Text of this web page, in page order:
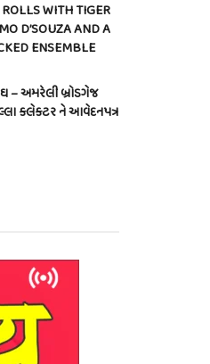
WITH TIGER
D’SOUZA AND A
ENSEMBLE
– અમરેલી બ્રોડગેજ
કલેકટર ને આવેદનપત્ર